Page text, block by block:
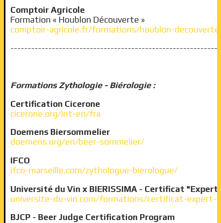
Comptoir Agricole
Formation « Houblon Découverte »
comptoir-agricole.fr/formations/houblon-
FormationsZythologie - Biérologie :
Certification Cicerone
cicerone.org/int-en/fra
Doemens Biersommelier
doemens.org/en/beer-sommelier/
IFCO
ifco-marseille.com/zythologue-bierologue/
Université du Vin x BIERISSIMA - Certificat "Expert
universite-du-vin.com/formations/certificat-expert-
BJCP - Beer Judge Certification Program